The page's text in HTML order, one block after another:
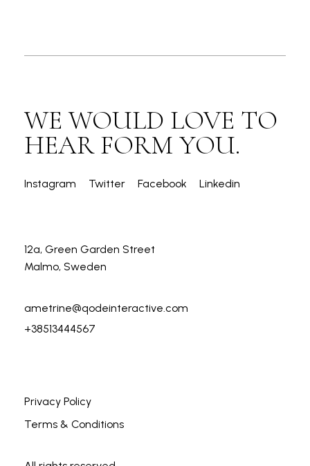
WE WOULD LOVE TO
HEAR FORM YOU.
Instagram Twitter Facebook Linkedin
12a, Green Garden Street
Malmo, Sweden
ametrine@qodeinteractive.com
+38513444567
Privacy Policy
Terms & Conditions